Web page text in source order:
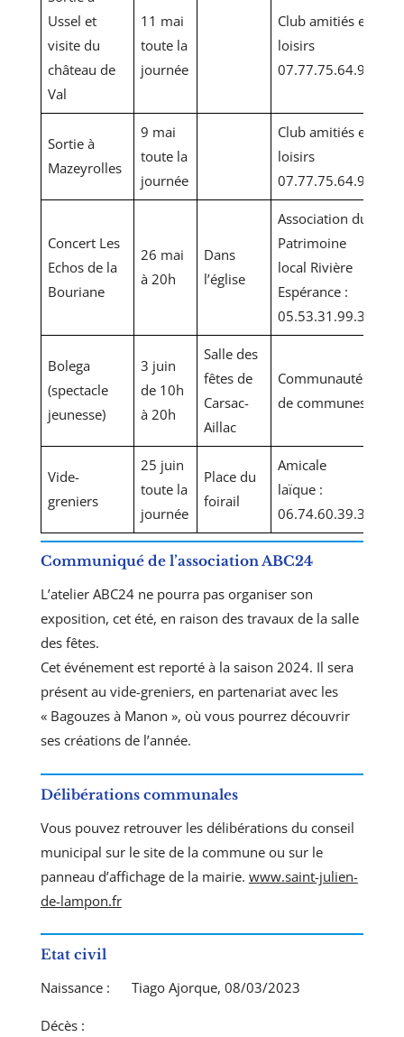
Ussel et
visite du
château de
Val
11 mai
toute la
journée
Club amitiés et
loisirs
07.77.75.64.97
Sortie à
Mazeyrolles
9 mai
toute la
journée
Club amitiés et
loisirs
07.77.75.64.97
Concert Les
Echos de la
Bouriane
26 mai
à 20h
Dans
l’église
Association du
Patrimoine
local Rivière
Espérance :
05.53.31.99.34
Bolega
(spectacle
jeunesse)
3 juin
de 10h
à 20h
Salle des
fêtes de
Carsac-
Aillac
Communauté
de communes
Vide-
greniers
25 juin
toute la
journée
Place du
foirail
Amicale
laïque :
06.74.60.39.34
Communiqué de l’association ABC24
L’atelier ABC24 ne pourra pas organiser son
exposition, cet été, en raison des travaux de la salle
des fêtes.
Cet événement est reporté à la saison 2024. Il sera
présent au vide-greniers, en partenariat avec les
« Bagouzes à Manon », où vous pourrez découvrir
ses créations de l’année.
Délibérations communales
Vous pouvez retrouver les délibérations du conseil
municipal sur le site de la commune ou sur le
panneau d’affichage de la mairie. www.saint-julien-
de-lampon.fr
Etat civil
Naissance : Tiago Ajorque, 08/03/2023
Décès :